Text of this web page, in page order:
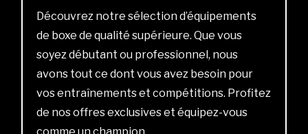
Découvrez notre sélection d’équipements
de boxe de qualité supérieure. Que vous
soyez débutant ou professionnel, nous
avons tout ce dont vous avez besoin pour
vos entraînements et compétitions. Profitez
de nos offres exclusives et équipez-vous